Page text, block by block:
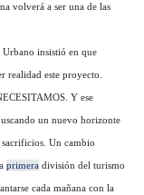
volverá a ser una de las
Urbano insistió en que
realidad este proyecto.
Y ese
un nuevo horizonte
sacrificios. Un cambio
primera división del turismo
cada mañana con la